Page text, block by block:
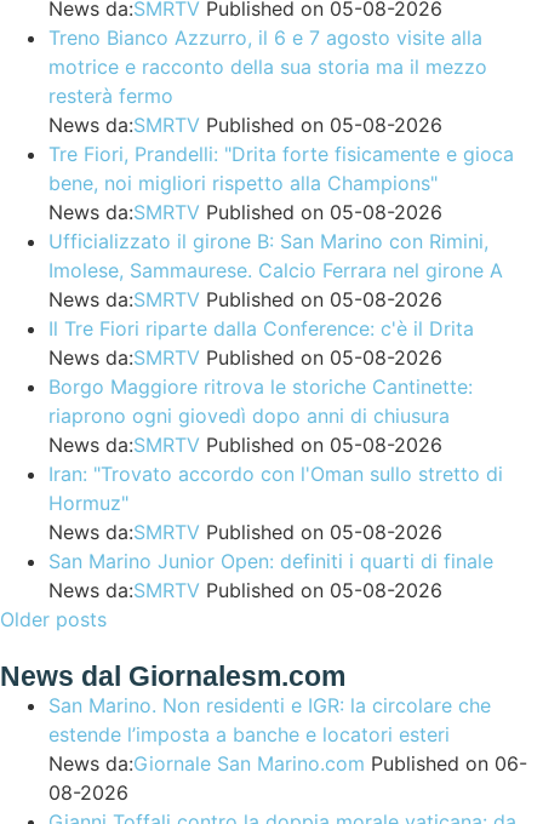
News da:SMRTV Published on 05-08-2026
Treno Bianco Azzurro, il 6 e 7 agosto visite alla
motrice e racconto della sua storia ma il mezzo
resterà fermo
News da:SMRTV Published on 05-08-2026
Tre Fiori, Prandelli: "Drita forte fisicamente e gioca
bene, noi migliori rispetto alla Champions"
News da:SMRTV Published on 05-08-2026
Ufficializzato il girone B: San Marino con Rimini,
Imolese, Sammaurese. Calcio Ferrara nel girone A
News da:SMRTV Published on 05-08-2026
Il Tre Fiori riparte dalla Conference: c'è il Drita
News da:SMRTV Published on 05-08-2026
Borgo Maggiore ritrova le storiche Cantinette:
riaprono ogni giovedì dopo anni di chiusura
News da:SMRTV Published on 05-08-2026
Iran: "Trovato accordo con l'Oman sullo stretto di
Hormuz"
News da:SMRTV Published on 05-08-2026
San Marino Junior Open: definiti i quarti di finale
News da:SMRTV Published on 05-08-2026
Older posts
News dal Giornalesm.com
San Marino. Non residenti e IGR: la circolare che
estende l’imposta a banche e locatori esteri
News da:Giornale San Marino.com Published on 06-
08-2026